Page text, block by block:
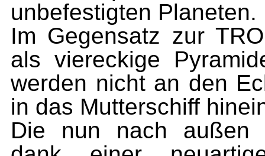
unbefestigten Planeten.
Im Gegensatz zur
als viereckige
werden nicht an den
in das Mutterschiff
Die nun nach außen